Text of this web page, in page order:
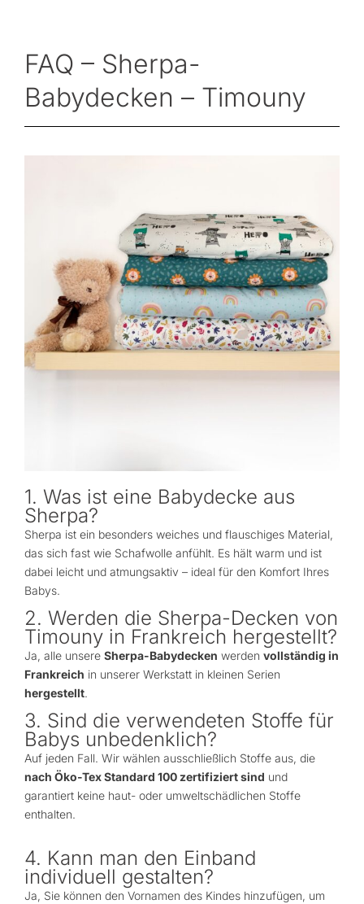
FAQ – Sherpa-
Babydecken – Timouny
1. Was ist eine Babydecke aus
Sherpa?
Sherpa ist ein besonders weiches und flauschiges Material,
das sich fast wie Schafwolle anfühlt. Es hält warm und ist
dabei leicht und atmungsaktiv – ideal für den Komfort Ihres
Babys.
2. Werden die Sherpa-Decken von
Timouny in Frankreich hergestellt?
Ja, alle unsere Sherpa-Babydecken werden vollständig in
Frankreich in unserer Werkstatt in kleinen Serien
hergestellt.
3. Sind die verwendeten Stoffe für
Babys unbedenklich?
Auf jeden Fall. Wir wählen ausschließlich Stoffe aus, die
nach Öko-Tex Standard 100 zertifiziert sind und
garantiert keine haut- oder umweltschädlichen Stoffe
enthalten.
4. Kann man den Einband
individuell gestalten?
Ja, Sie können den Vornamen des Kindes hinzufügen, um